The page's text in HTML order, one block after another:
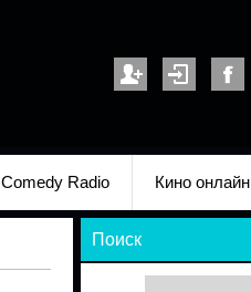
Comedy Radio Кино онлайн
Поиск